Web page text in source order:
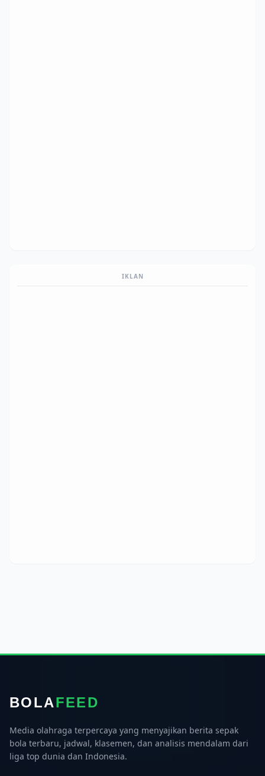
IKLAN
BOLAFEED
Media olahraga terpercaya yang menyajikan berita sepak
bola terbaru, jadwal, klasemen, dan analisis mendalam dari
liga top dunia dan Indonesia.